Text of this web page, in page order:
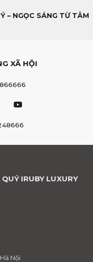
– NGỌC SÁNG TỪ TÂM
XÃ HỘI
IRUBY LUXURY
Nội